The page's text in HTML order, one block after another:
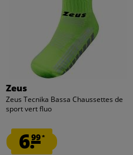
Zeus
Zeus Tecnika Bassa Chaussettes de
sport vert fluo
6.99*